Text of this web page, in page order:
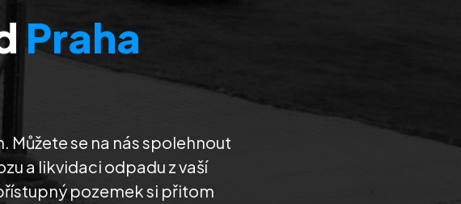
Praha
. Můžete se na nás spolehnout
a likvidaci odpadu z vaší
pozemek si přitom